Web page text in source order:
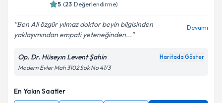
5 (23 Değerlendirme)
Ben Ali özgür yılmaz doktor beyin bilgisinden
yaklaşımından empati yeteneğinden...
Devamı
Op. Dr. Hüseyın Levent Şahin Haritada Göster
Modern Evler Mah 3102 Sok No 41/3
En Yakın Saatler